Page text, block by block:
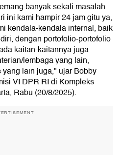
banyak sekali masalah.
ini kami hampir 24 jam gitu ya,
kendala-kendala internal, baik
dengan portofolio-portofolio
kaitan-kaitannya juga
lembaga yang lain,
lain juga," ujar Bobby
VI DPR RI di Kompleks
Rabu (20/8/2025).